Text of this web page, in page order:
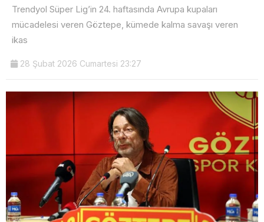
Trendyol Süper Lig’in 24. haftasında Avrupa kupaları
mücadelesi veren Göztepe, kümede kalma savaşı veren
ikas
28 Şubat 2026 Cumartesi 23:27